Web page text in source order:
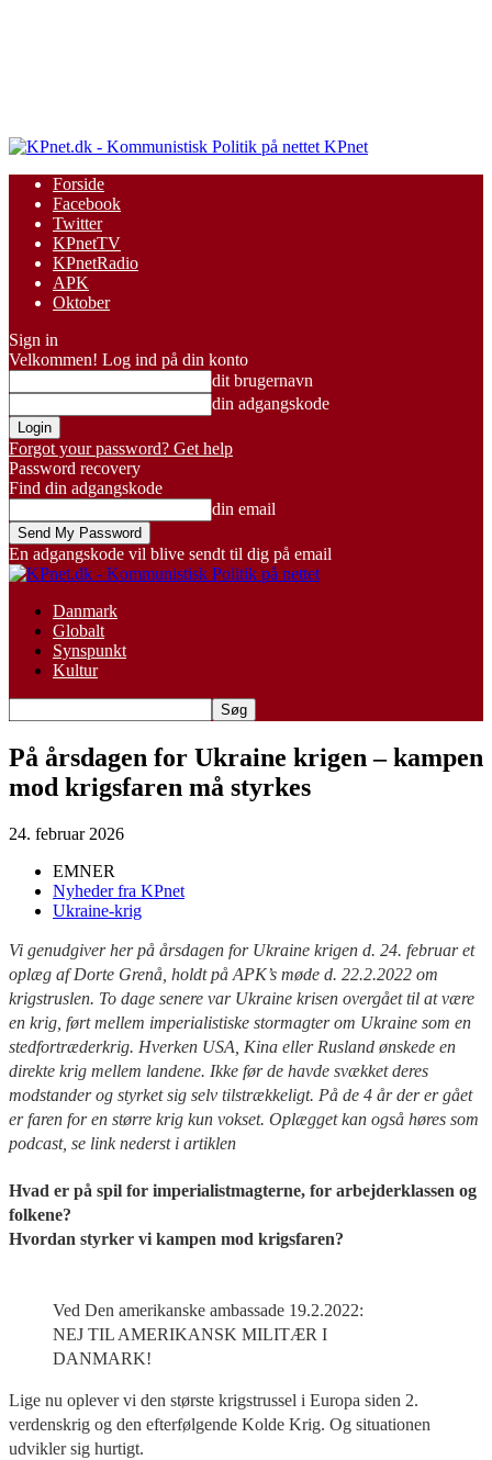
KPnet
Forside
Facebook
Twitter
KPnetTV
KPnetRadio
APK
Oktober
Sign in
Velkommen! Log ind på din konto
dit brugernavn
din adgangskode
Forgot your password? Get help
Password recovery
Find din adgangskode
din email
En adgangskode vil blive sendt til dig på email
Danmark
Globalt
Synspunkt
Kultur
På årsdagen for Ukraine krigen – kampen
mod krigsfaren må styrkes
24. februar 2026
EMNER
Nyheder fra KPnet
Ukraine-krig
Vi genudgiver her på årsdagen for Ukraine krigen d. 24. februar et
oplæg af Dorte Grenå, holdt på APK’s møde d. 22.2.2022 om
krigstruslen. To dage senere var Ukraine krisen overgået til at være
en krig, ført mellem imperialistiske stormagter om Ukraine som en
stedfortræderkrig. Hverken USA, Kina eller Rusland ønskede en
direkte krig mellem landene. Ikke før de havde svækket deres
modstander og styrket sig selv tilstrækkeligt. På de 4 år der er gået
er faren for en større krig kun vokset. Oplægget kan også høres som
podcast, se link nederst i artiklen
Hvad er på spil for imperialistmagterne, for arbejderklassen og
folkene?
Hvordan styrker vi kampen mod krigsfaren?
Ved Den amerikanske ambassade 19.2.2022:
NEJ TIL AMERIKANSK MILITÆR I
DANMARK!
Lige nu oplever vi den største krigstrussel i Europa siden 2.
verdenskrig og den efterfølgende Kolde Krig. Og situationen
udvikler sig hurtigt.